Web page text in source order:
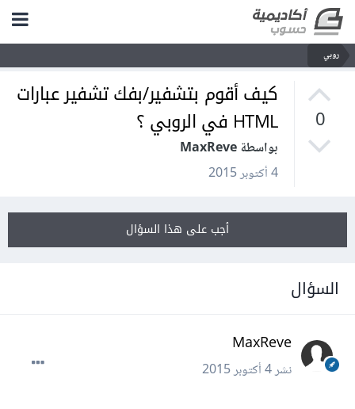
روبي
0
كيف أقوم بتشفير/بفك تشفير عبارات
HTML في الروبي ؟
بواسطة MaxReve
4 أكتوبر 2015
أجب على هذا السؤال
السؤال
MaxReve
نشر4 أكتوبر 2015